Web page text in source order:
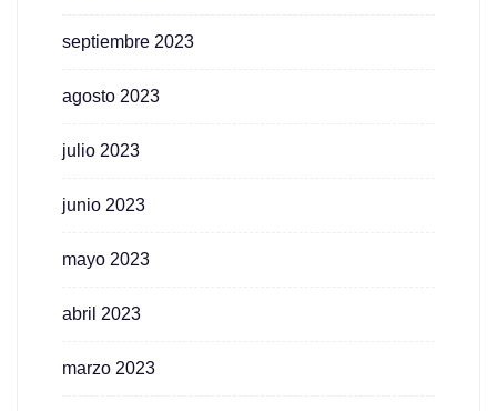
septiembre 2023
agosto 2023
julio 2023
junio 2023
mayo 2023
abril 2023
marzo 2023